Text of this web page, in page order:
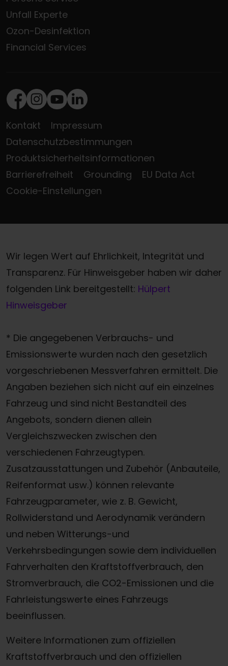
Unfall Experte
Ozon-Desinfektion
Financial Services
Facebook
Instagram
Youtube
LinkedIn
Kontakt
Impressum
Datenschutzbestimmungen
Produktsicherheitsinformationen
Barrierefreiheit
Grounding
EU Data Act
Cookie-Einstellungen
Wir legen Wert auf Ehrlichkeit, Integrität und
Transparenz. Für Hinweisgeber haben wir daher
folgenden Link bereitgestellt: Hülpert
Hinweisgeber
* Die angegebenen Verbrauchs- und
Emissionswerte wurden nach den gesetzlich
vorgeschriebenen Messverfahren ermittelt. Die
Angaben beziehen sich nicht auf ein einzelnes
Fahrzeug und sind nicht Bestandteil des
Angebots, sondern dienen allein
Vergleichszwecken zwischen den
verschiedenen Fahrzeugtypen.
Zusatzausstattungen und Zubehör (Anbauteile,
Reifenformat usw.) können relevante
Fahrzeugparameter, wie z. B. Gewicht,
Rollwiderstand und Aerodynamik verändern
und neben Witterungs-und
Verkehrsbedingungen sowie dem individuellen
Fahrverhalten den Kraftstoffverbrauch, den
Stromverbrauch, die CO2-Emissionen und die
Fahrleistungswerte eines Fahrzeugs
beeinflussen.
Weitere Informationen zum offiziellen
Kraftstoffverbrauch und den offiziellen